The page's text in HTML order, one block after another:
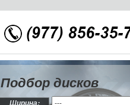
Подбор дисков
Ширина: